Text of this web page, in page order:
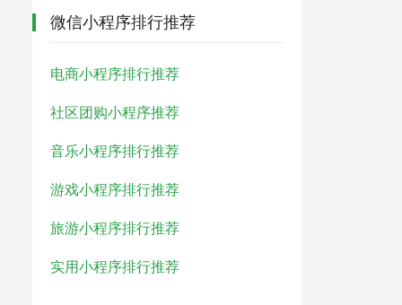
微信小程序排行推荐
电商小程序排行推荐
社区团购小程序推荐
音乐小程序排行推荐
游戏小程序排行推荐
旅游小程序排行推荐
实用小程序排行推荐